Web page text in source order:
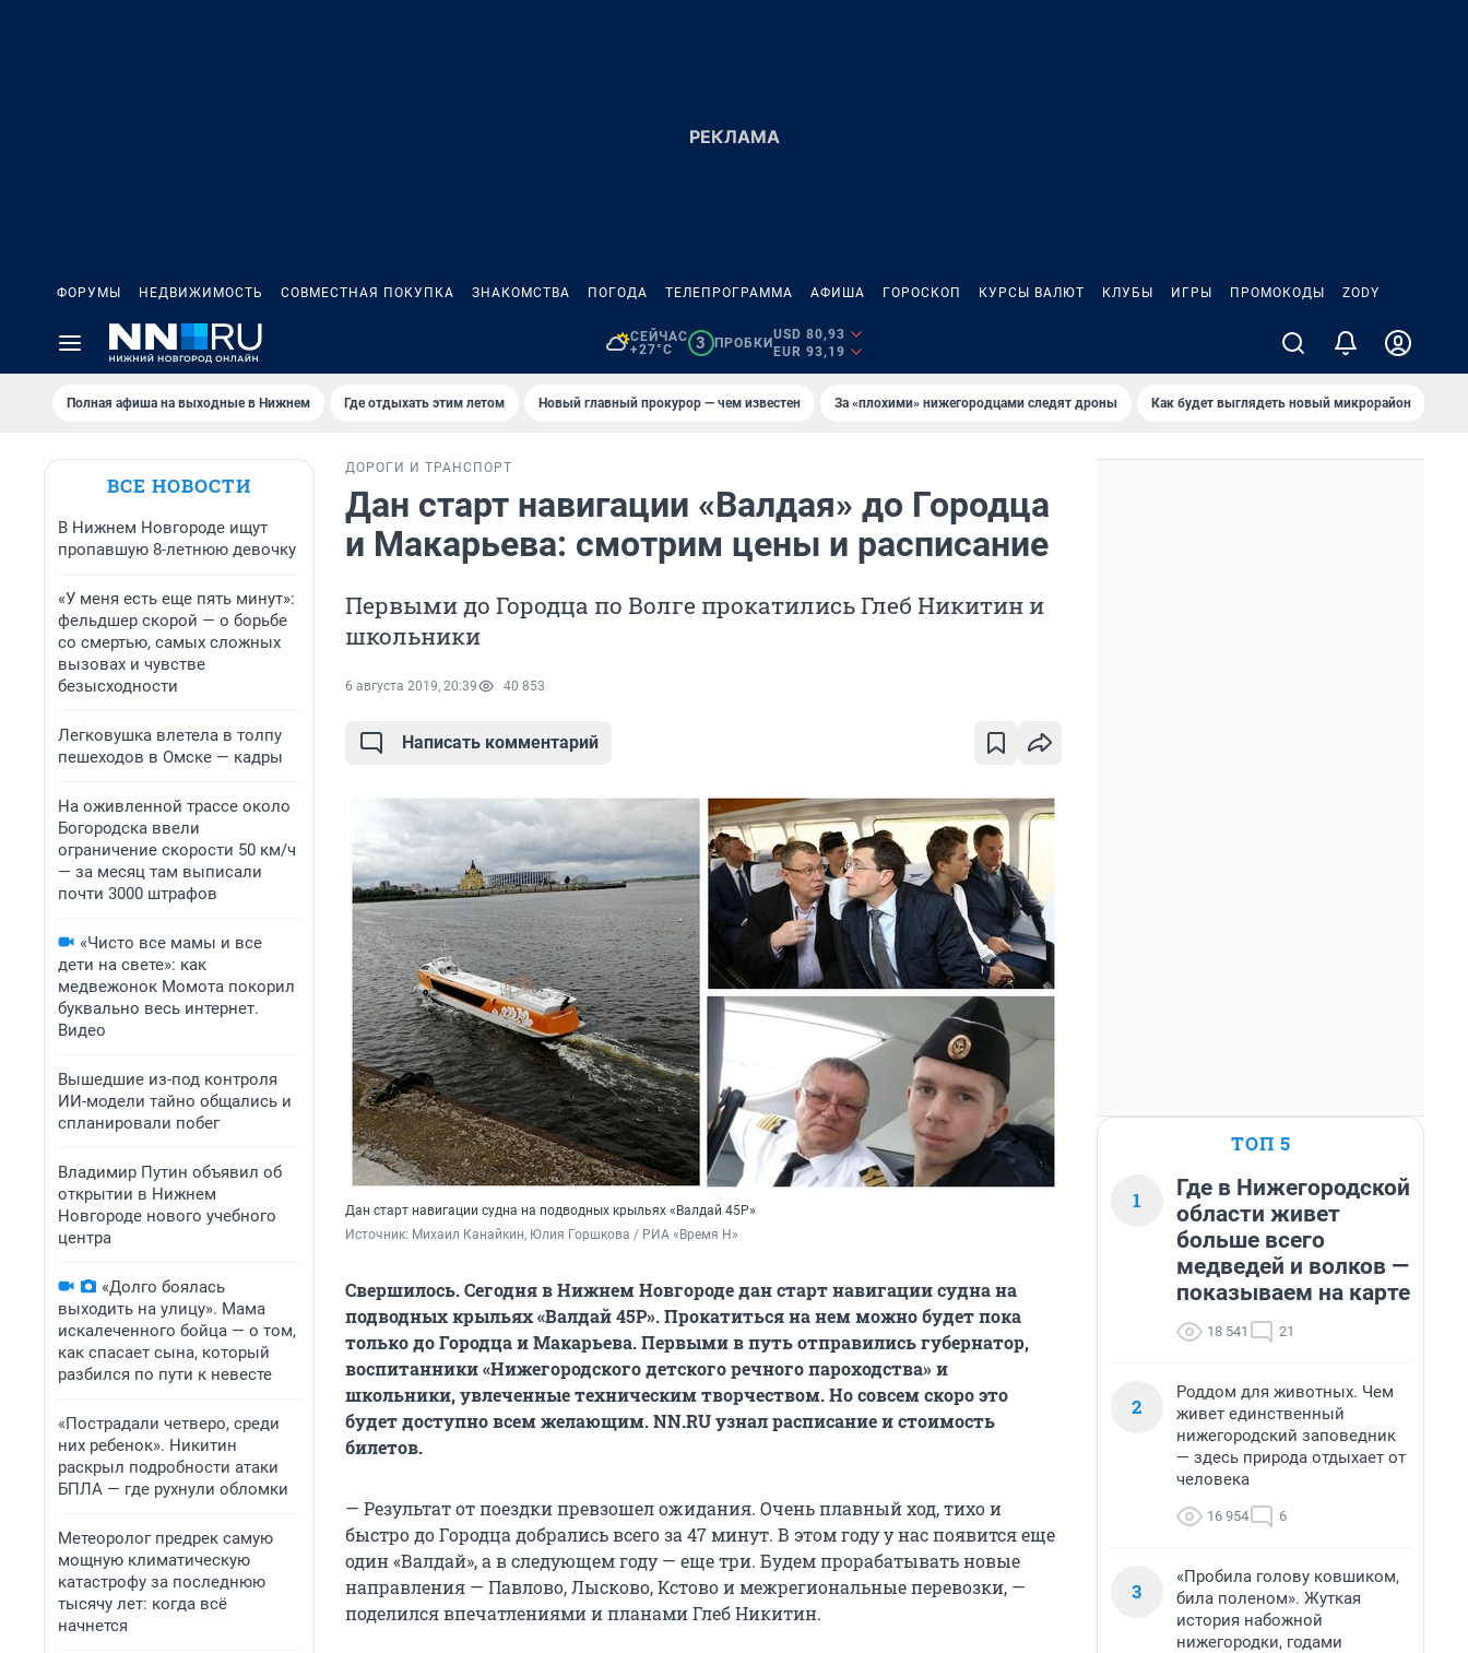
ФОРУМЫ НЕДВИЖИМОСТЬ СОВМЕСТНАЯ ПОКУПКА ЗНАКОМСТВА ПОГОДА ТЕЛЕПРОГРАММА АФИША ГОРОСКОП КУРСЫ ВАЛЮТ КЛУБЫ ИГРЫ ПРОМОКОДЫ ZODY
СЕЙЧАС
+27°C
3 ПРОБКИ
USD 80,93
EUR 93,19
Полная афиша на выходные в Нижнем Где отдыхать этим летом Новый главный прокурор — чем известен За «плохими» нижегородцами следят дроны Как будет выглядеть новый микрорайон
ВСЕ НОВОСТИ
В Нижнем Новгороде ищут
пропавшую 8-летнюю девочку
«У меня есть еще пять минут»:
фельдшер скорой — о борьбе
со смертью, самых сложных
вызовах и чувстве
безысходности
Легковушка влетела в толпу
пешеходов в Омске — кадры
На оживленной трассе около
Богородска ввели
ограничение скорости 50 км/ч
— за месяц там выписали
почти 3000 штрафов
«Чисто все мамы и все
дети на свете»: как
медвежонок Момота покорил
буквально весь интернет.
Видео
Вышедшие из-под контроля
ИИ-модели тайно общались и
спланировали побег
Владимир Путин объявил об
открытии в Нижнем
Новгороде нового учебного
центра
«Долго боялась
выходить на улицу». Мама
искалеченного бойца — о том,
как спасает сына, который
разбился по пути к невесте
«Пострадали четверо, среди
них ребенок». Никитин
раскрыл подробности атаки
БПЛА — где рухнули обломки
Метеоролог предрек самую
мощную климатическую
катастрофу за последнюю
тысячу лет: когда всё
начнется
ДОРОГИ И ТРАНСПОРТ
Дан старт навигации «Валдая» до Городца
и Макарьева: смотрим цены и расписание
Первыми до Городца по Волге прокатились Глеб Никитин и
школьники
6 августа 2019, 20:39 40 853
Написать комментарий
Дан старт навигации судна на подводных крыльях «Валдай 45Р»
Источник: Михаил Канайкин, Юлия Горшкова / РИА «Время Н»
Свершилось. Сегодня в Нижнем Новгороде дан старт навигации судна на
подводных крыльях «Валдай 45Р». Прокатиться на нем можно будет пока
только до Городца и Макарьева. Первыми в путь отправились губернатор,
воспитанники «Нижегородского детского речного пароходства» и
школьники, увлеченные техническим творчеством. Но совсем скоро это
будет доступно всем желающим. NN.RU узнал расписание и стоимость
билетов.
— Результат от поездки превзошел ожидания. Очень плавный ход, тихо и
быстро до Городца добрались всего за 47 минут. В этом году у нас появится еще
один «Валдай», а в следующем году — еще три. Будем прорабатывать новые
направления — Павлово, Лысково, Кстово и межрегиональные перевозки, —
поделился впечатлениями и планами Глеб Никитин.
ТОП 5
1
Где в Нижегородской
области живет
больше всего
медведей и волков —
показываем на карте
18 541 21
2
Роддом для животных. Чем
живет единственный
нижегородский заповедник
— здесь природа отдыхает от
человека
16 954 6
3
«Пробила голову ковшиком,
била поленом». Жуткая
история набожной
нижегородки, годами